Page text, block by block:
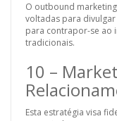
O outbound
voltadas para
para contrapor-se ao
tradicionais.
10 –
Esta estratégia visa